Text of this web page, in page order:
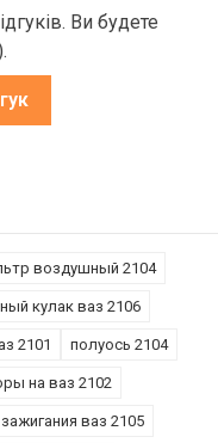
Ви будете
воздушный 2104
кулак ваз 2106
2101 полуось 2104
на ваз 2102
ваз 2105